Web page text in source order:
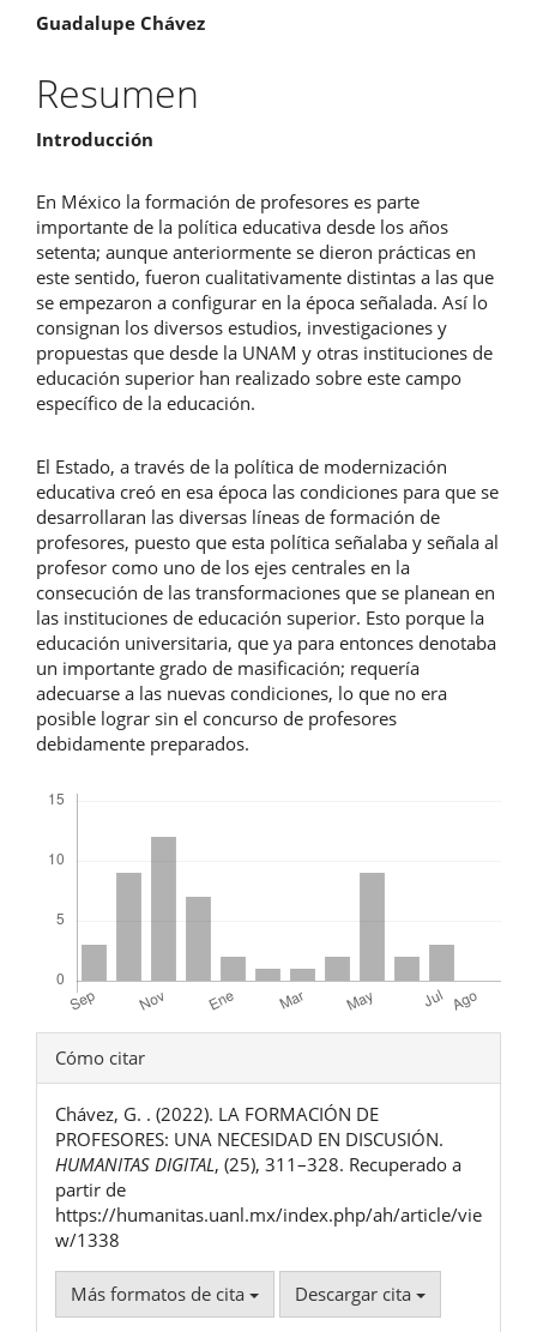
Contenido
principal
del
artículo
Guadalupe Chávez
Resumen
Introducción
En México la formación de profesores es parte
importante de la política educativa desde los años
setenta; aunque anteriormente se dieron prácticas en
este sentido, fueron cualitativamente distintas a las que
se empezaron a configurar en la época señalada. Así lo
consignan los diversos estudios, investigaciones y
propuestas que desde la UNAM y otras instituciones de
educación superior han realizado sobre este campo
específico de la educación.
El Estado, a través de la política de modernización
educativa creó en esa época las condiciones para que se
desarrollaran las diversas líneas de formación de
profesores, puesto que esta política señalaba y señala al
profesor como uno de los ejes centrales en la
consecución de las transformaciones que se planean en
las instituciones de educación superior. Esto porque la
educación universitaria, que ya para entonces denotaba
un importante grado de masificación; requería
adecuarse a las nuevas condiciones, lo que no era
posible lograr sin el concurso de profesores
debidamente preparados.
Detalles
del
artículo
Cómo citar
Chávez, G. . (2022). LA FORMACIÓN DE
PROFESORES: UNA NECESIDAD EN DISCUSIÓN.
HUMANITAS DIGITAL, (25), 311–328. Recuperado a
partir de
https://humanitas.uanl.mx/index.php/ah/article/vie
w/1338
Más formatos de cita Descargar cita